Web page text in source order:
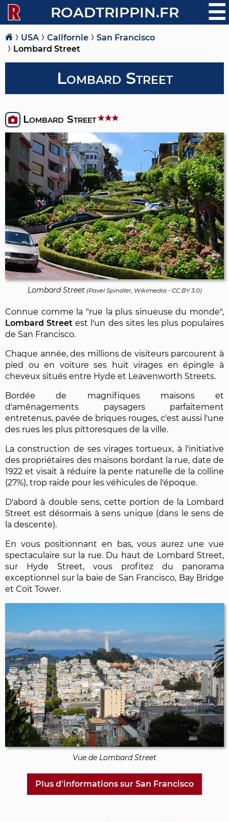
ROADTRIPPIN.FR ☰
USA Californie
San Francisco
Lombard Street
Lombard Street
Lombard Street
Lombard Street(Pavel Spindler, Wikimedia- CC BY 3.0)
Connue comme la "rue la plus sinueuse du monde",
Lombard Street est l'un des sites les plus populaires
de San Francisco.
Chaque année, des millions de visiteurs parcourent à
pied ou en voiture ses huit virages en épingle à
cheveux situés entre Hyde et Leavenworth Streets.
Bordée de magnifiques maisons et
d'aménagements paysagers parfaitement
entretenus, pavée de briques rouges, c'est aussi l'une
des rues les plus pittoresques de la ville.
La construction de ses virages tortueux, à l'initiative
des propriétaires des maisons bordant la rue, date de
1922 et visait à réduire la pente naturelle de la colline
(27%), trop raide pour les véhicules de l'époque.
D'abord à double sens, cette portion de la Lombard
Street est désormais à sens unique (dans le sens de
la descente).
En vous positionnant en bas, vous aurez une vue
spectaculaire sur la rue. Du haut de Lombard Street,
sur Hyde Street, vous profitez du panorama
exceptionnel sur la baie de San Francisco, Bay Bridge
et Coit Tower.
Vue de Lombard Street
Plus d'informations sur San Francisco